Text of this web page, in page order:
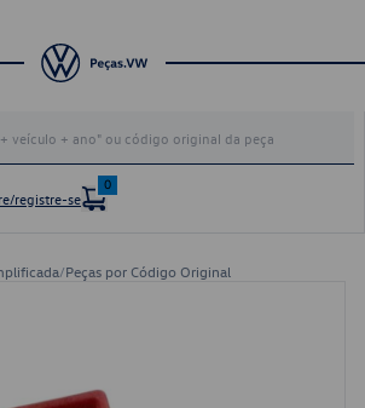
registre-se
0
/Peças por Código Original